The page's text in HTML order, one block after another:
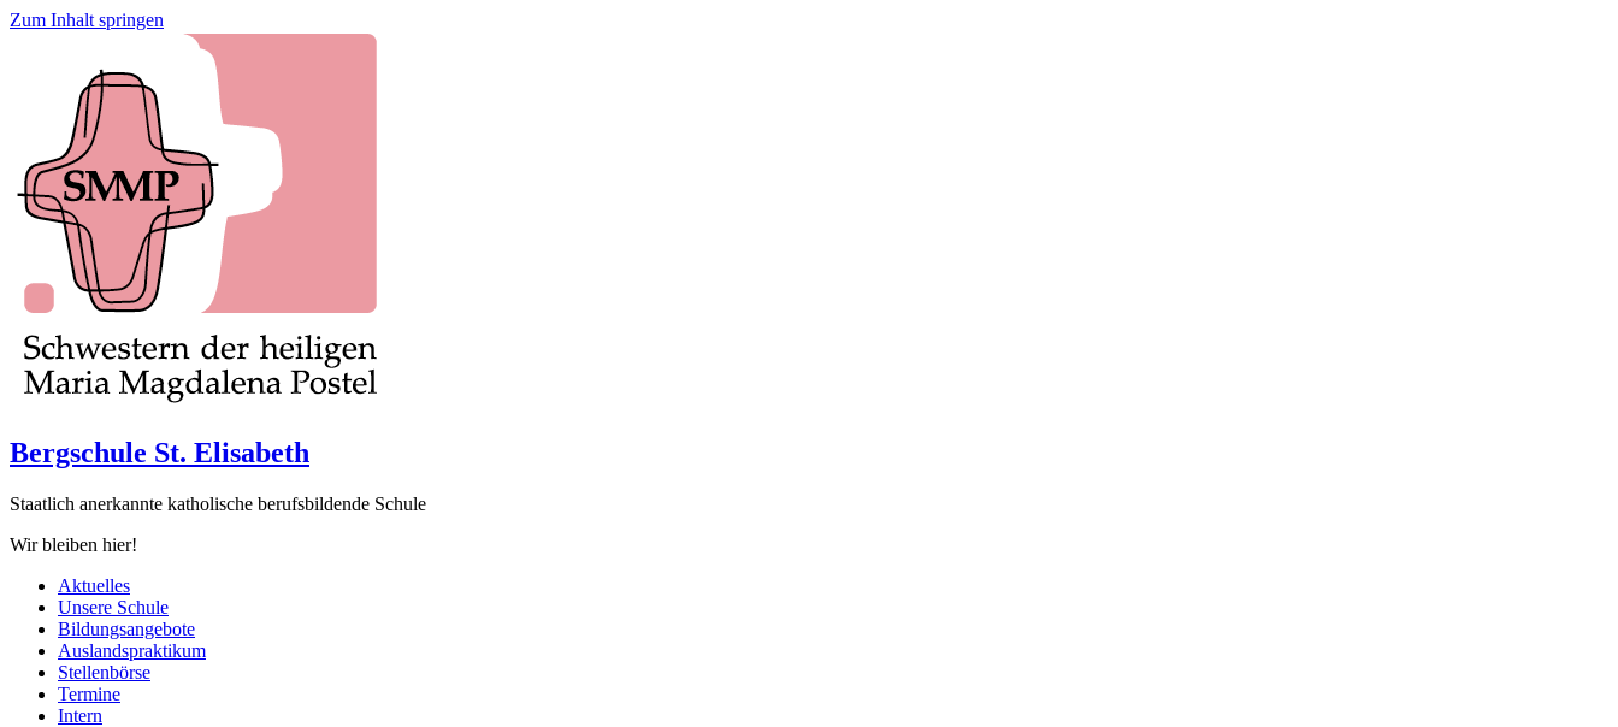
Zum Inhalt springen
Bergschule St. Elisabeth
Staatlich anerkannte katholische berufsbildende Schule
Wir bleiben hier!
Aktuelles
Unsere Schule
Bildungsangebote
Auslandspraktikum
Stellenbörse
Termine
Intern